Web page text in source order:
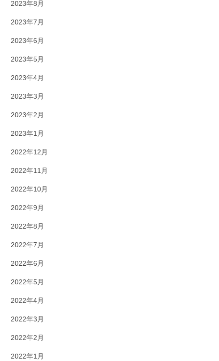
2023年8月
2023年7月
2023年6月
2023年5月
2023年4月
2023年3月
2023年2月
2023年1月
2022年12月
2022年11月
2022年10月
2022年9月
2022年8月
2022年7月
2022年6月
2022年5月
2022年4月
2022年3月
2022年2月
2022年1月